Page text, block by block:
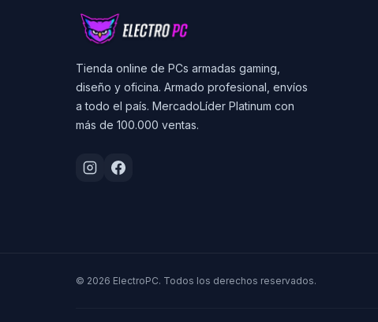
Tienda online de PCs armadas gaming,
diseño y oficina. Armado profesional, envíos
a todo el país. MercadoLíder Platinum con
más de 100.000 ventas.
© 2026 ElectroPC. Todos los derechos reservados.